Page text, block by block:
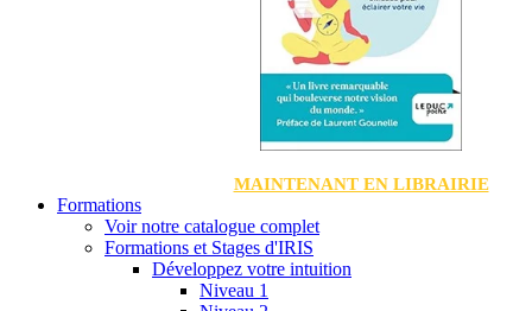
MAINTENANT EN LIBRAIRIE
Formations
Voir notre catalogue complet
Formations et Stages d'IRIS
Développez votre intuition
Niveau 1